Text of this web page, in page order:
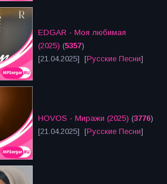
EDGAR - Моя любимая
(2025) (5357)
[21.04.2025] [Русские Песни]
HOVOS - Миражи (2025) (3776)
[21.04.2025] [Русские Песни]